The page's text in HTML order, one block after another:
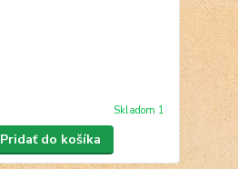
Skladom 1
Pridať do košíka